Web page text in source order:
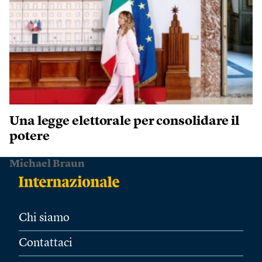
Una legge elettorale per consolidare il
potere
Michael Braun
Chi siamo
Contattaci